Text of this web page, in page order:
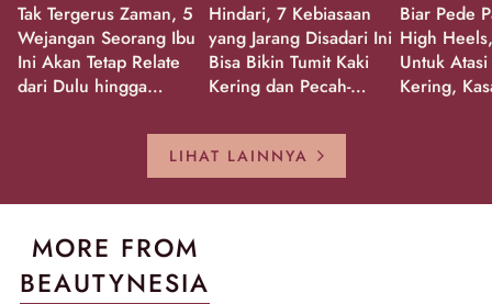
Tak Tergerus Zaman, 5
Wejangan Seorang Ibu
Ini Akan Tetap Relate
dari Dulu hingga
Hindari, 7 Kebiasaan
yang Jarang Disadari Ini
Bisa Bikin Tumit Kaki
Kering dan Pecah-
Biar Pede
High
Untuk
Kering,
LIHAT LAINNYA
MORE FROM
BEAUTYNESIA